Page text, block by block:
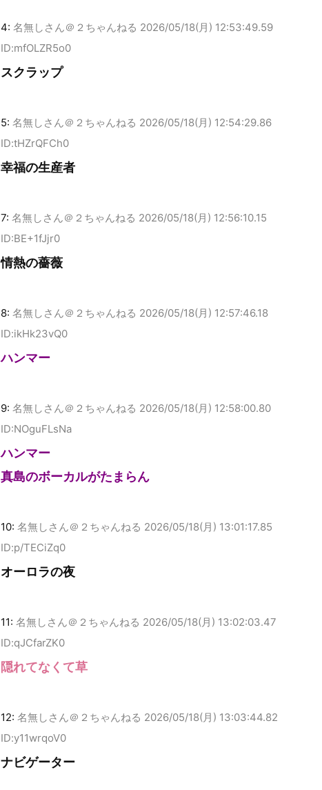
4: 名無しさん＠２ちゃんねる 2026/05/18(月) 12:53:49.59
ID:mfOLZR5o0
スクラップ
5: 名無しさん＠２ちゃんねる 2026/05/18(月) 12:54:29.86
ID:tHZrQFCh0
幸福の生産者
7: 名無しさん＠２ちゃんねる 2026/05/18(月) 12:56:10.15
ID:BE+1fJjr0
情熱の薔薇
8: 名無しさん＠２ちゃんねる 2026/05/18(月) 12:57:46.18
ID:ikHk23vQ0
ハンマー
9: 名無しさん＠２ちゃんねる 2026/05/18(月) 12:58:00.80
ID:NOguFLsNa
ハンマー
真島のボーカルがたまらん
10: 名無しさん＠２ちゃんねる 2026/05/18(月) 13:01:17.85
ID:p/TECiZq0
オーロラの夜
11: 名無しさん＠２ちゃんねる 2026/05/18(月) 13:02:03.47
ID:qJCfarZK0
隠れてなくて草
12: 名無しさん＠２ちゃんねる 2026/05/18(月) 13:03:44.82
ID:y11wrqoV0
ナビゲーター